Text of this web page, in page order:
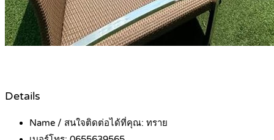
Details
Name / สนใจติดต่อได้ที่คุณ: ทราย